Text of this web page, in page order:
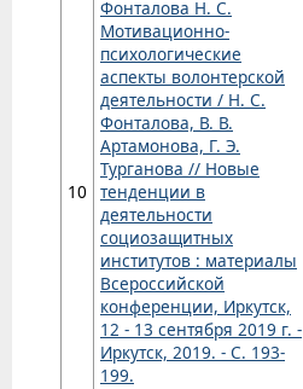
10
Фонталова Н. С.
Мотивационно-
психологические
аспекты волонтерской
деятельности / Н. С.
Фонталова, В. В.
Артамонова, Г. Э.
Турганова // Новые
тенденции в
деятельности
социозащитных
институтов : материалы
Всероссийской
конференции, Иркутск,
12 - 13 сентября 2019 г. -
Иркутск, 2019. - С. 193-
199.